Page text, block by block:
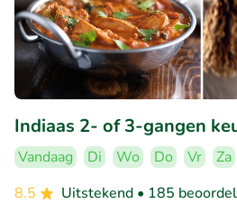
Indiaas 2- of 3-gangen
Vandaag Di Wo Do Vr
Za
8.5
Uitstekend • 185